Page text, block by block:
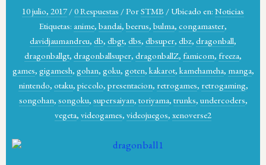
10 julio, 2017 /0 Respuestas /PorSTMB / Ubicado en: Noticias
Etiquetas: anime, bandai, beerus, bulma, congamaster,
davidjaumandreu, db, dbgt, dbs, dbsuper, dbz, dragonball,
dragonballgt, dragonballsuper, dragonballZ, famicom, freeza,
games, gigamesh, gohan, goku, goten, kakarot, kamehameha, manga,
nintendo, otaku, piccolo, presentacion, retrogames, retrogaming,
songohan, songoku, supersaiyan, toriyama, trunks, undercoders,
vegeta, videogames, videojuegos, xenoverse2